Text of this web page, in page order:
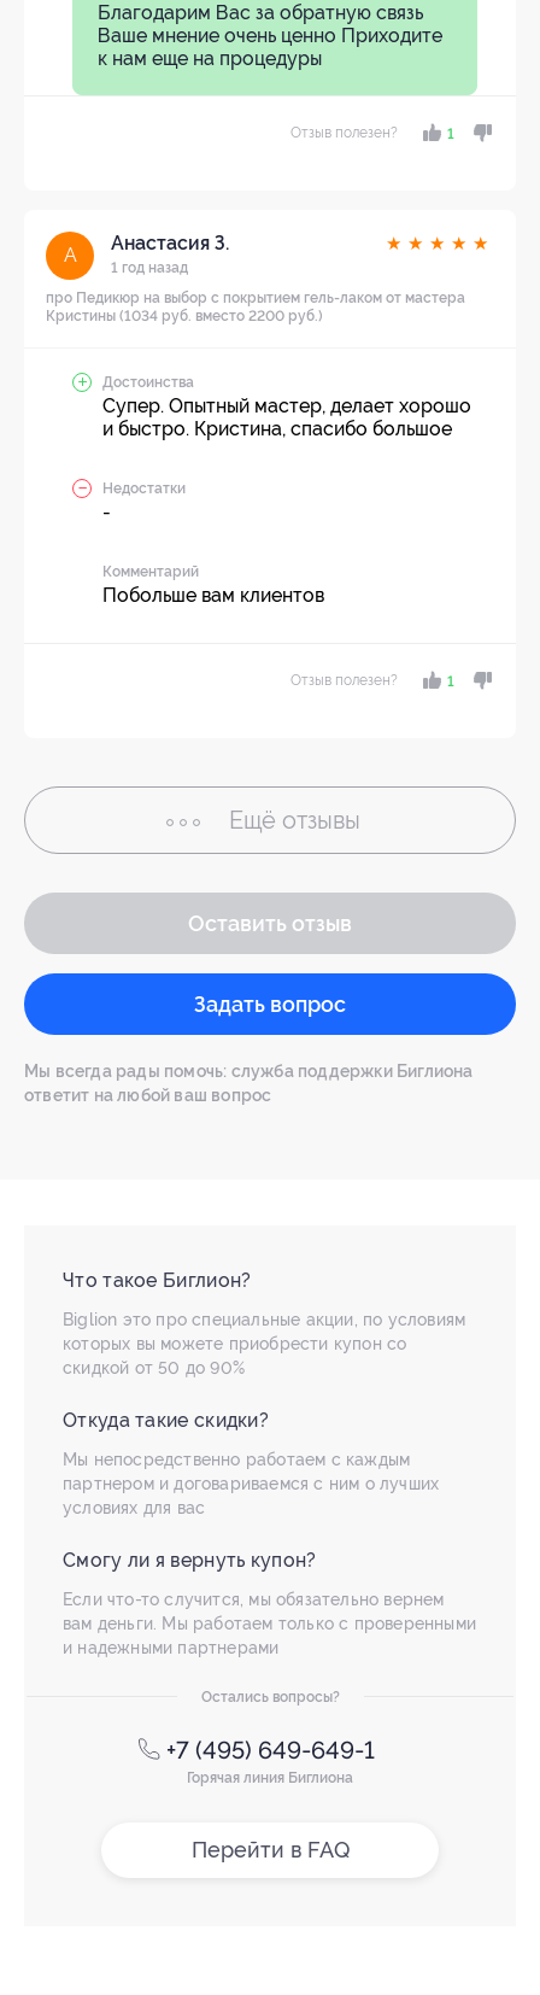
Благодарим Вас за обратную связь
Ваше мнение очень ценно Приходите
к нам еще на процедуры
Отзыв полезен? 1
А
Анастасия З.
1 год назад
★ ★ ★ ★ ★
про Педикюр на выбор с покрытием гель-лаком от мастера
Кристины (1034 руб. вместо 2200 руб.)
Достоинства
Супер. Опытный мастер, делает хорошо
и быстро. Кристина, спасибо большое
Недостатки
-
Комментарий
Побольше вам клиентов
Отзыв полезен? 1
Ещё отзывы
Оставить отзыв
Задать вопрос
Мы всегда рады помочь: служба поддержки Биглиона
ответит на любой ваш вопрос
Что такое Биглион?
Biglion это про специальные акции, по условиям
которых вы можете приобрести купон со
скидкой от 50 до 90%
Откуда такие скидки?
Мы непосредственно работаем с каждым
партнером и договариваемся с ним о лучших
условиях для вас
Смогу ли я вернуть купон?
Если что-то случится, мы обязательно вернем
вам деньги. Мы работаем только с проверенными
и надежными партнерами
Остались вопросы?
+7 (495) 649-649-1
Горячая линия Биглиона
Перейти в FAQ